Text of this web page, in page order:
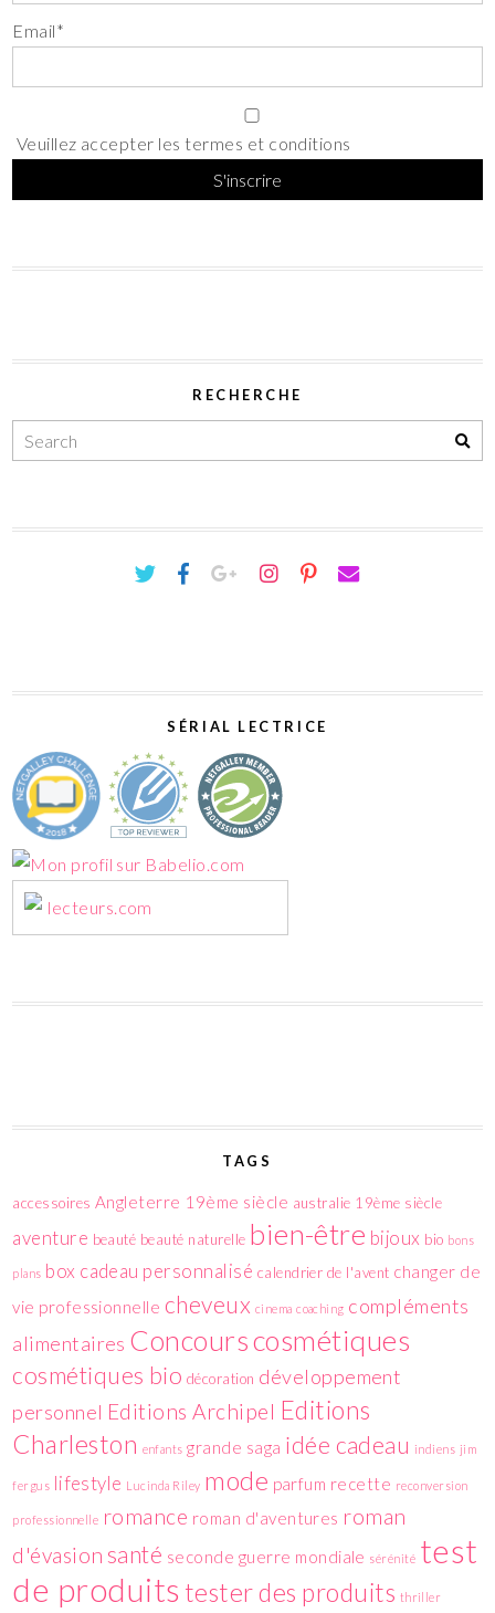
Email*
Veuillez accepter les termes et conditions
RECHERCHE
SÉRIAL LECTRICE
lecteurs.com
TAGS
accessoires Angleterre 19ème siècle australie 19ème siècle
aventure beauté beauté naturelle bien-être bijoux bio bons
plans box cadeau personnalisé calendrier de l'avent changer de
vie professionnelle cheveux cinema coaching compléments
alimentaires Concourscosmétiques
cosmétiques bio décoration développement
personnel Editions Archipel Editions
Charleston enfants grande saga idée cadeau indiens jim
fergus lifestyle Lucinda Riley mode parfum recette reconversion
professionnelle romance roman d'aventures roman
d'évasion santé seconde guerre mondiale sérénité test
de produits tester des produits thriller